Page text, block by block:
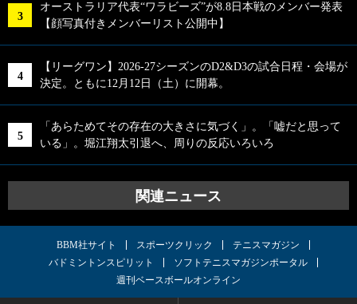
オーストラリア代表“ワラビーズ”が8.8日本戦のメンバー発表
【顔写真付きメンバーリスト公開中】
【リーグワン】2026-27シーズンのD2&D3の試合日程・会場が
決定。ともに12月12日（土）に開幕。
「あらためてその存在の大きさに気づく」。「嘘だと思って
いる」。堀江翔太引退へ、周りの反応いろいろ
関連ニュース
BBM社サイト スポーツクリック
テニスマガジン
バドミントンスピリット
ソフトテニスマガジンポータル
週刊ベースボールオンライン